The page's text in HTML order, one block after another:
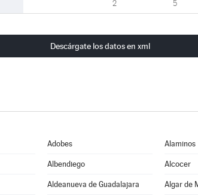
2 5
Descárgate los datos en xml
Adobes Alaminos
Albendiego Alcocer
Aldeanueva de Guadalajara Algar de